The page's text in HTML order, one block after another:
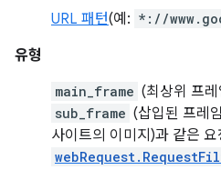
URL 패턴(예: *://
유형
main_frame (최상위 프
sub_frame (삽입된 프레
사이트의 이미지)과 같은 요